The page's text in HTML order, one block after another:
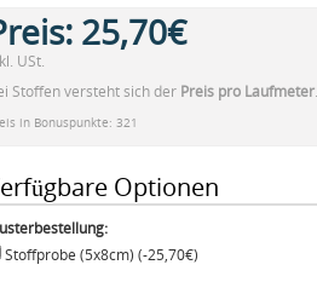
25,70€
USt.
Stoffen versteht sich der Preis pro Laufmeter
in Bonuspunkte: 321
Optionen
Stoffprobe (5x8cm) (-25,70€)